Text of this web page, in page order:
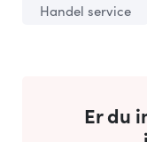
Handel service
Er du